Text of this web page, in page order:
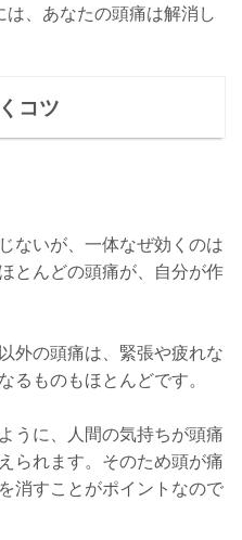
、あなたの頭痛は解消し
コツ
ないが、一体なぜ効くのは
とんどの頭痛が、自分が作
外の頭痛は、緊張や疲れな
るものもほとんどです。
うに、人間の気持ちが頭痛
られます。そのため頭が痛
消すことがポイントなので